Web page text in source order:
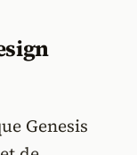
Genesis